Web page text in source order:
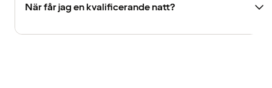
När får jag en kvalificerande natt?